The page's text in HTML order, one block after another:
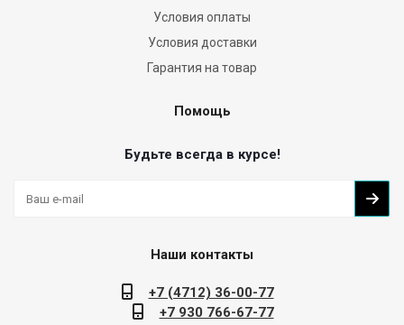
Условия оплаты
Условия доставки
Гарантия на товар
Помощь
Будьте всегда в курсе!
Наши контакты
+7 (4712) 36-00-77
+7 930 766-67-77